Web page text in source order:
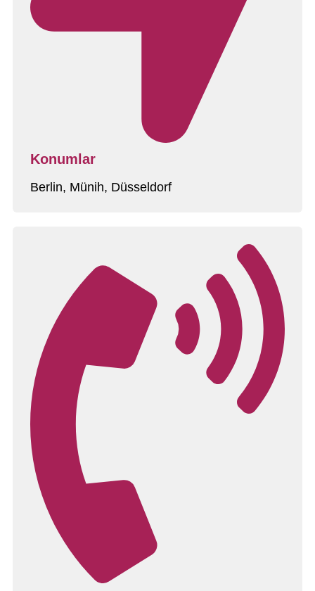
Konumlar
Berlin, Münih, Düsseldorf